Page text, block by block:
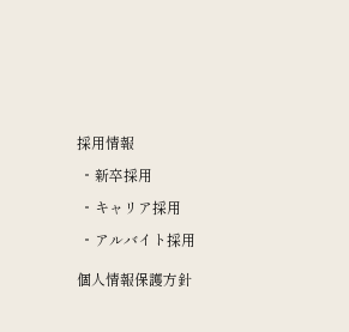
採用情報
新卒採用
キャリア採用
アルバイト採用
個人情報保護方針